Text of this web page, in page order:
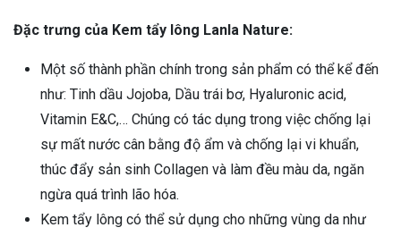
Đặc trưng của Kem tẩy lông Lanla Nature:
Một số thành phần chính trong sản phẩm có thể kể đến
như: Tinh dầu Jojoba, Dầu trái bơ, Hyaluronic acid,
Vitamin E&C,… Chúng có tác dụng trong việc chống lại
sự mất nước cân bằng độ ẩm và chống lại vi khuẩn,
thúc đẩy sản sinh Collagen và làm đều màu da, ngăn
ngừa quá trình lão hóa.
Kem tẩy lông có thể sử dụng cho những vùng da như